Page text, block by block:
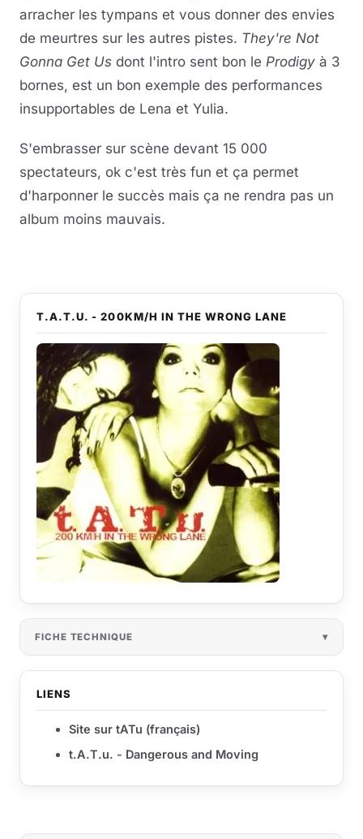
arracher les tympans et vous donner des envies
de meurtres sur les autres pistes. They're Not
Gonna Get Us dont l'intro sent bon le Prodigy à 3
bornes, est un bon exemple des performances
insupportables de Lena et Yulia.
S'embrasser sur scène devant 15 000
spectateurs, ok c'est très fun et ça permet
d'harponner le succès mais ça ne rendra pas un
album moins mauvais.
T.A.T.U. - 200KM/H IN THE WRONG LANE
FICHE TECHNIQUE
LIENS
Site sur tATu (français)
t.A.T.u. - Dangerous and Moving